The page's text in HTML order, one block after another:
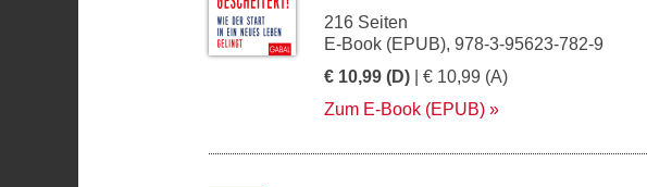
216 Seiten
E-Book (EPUB), 978-3-95623-782-9
€ 10,99 (D) | € 10,99 (A)
Zum E-Book (EPUB)